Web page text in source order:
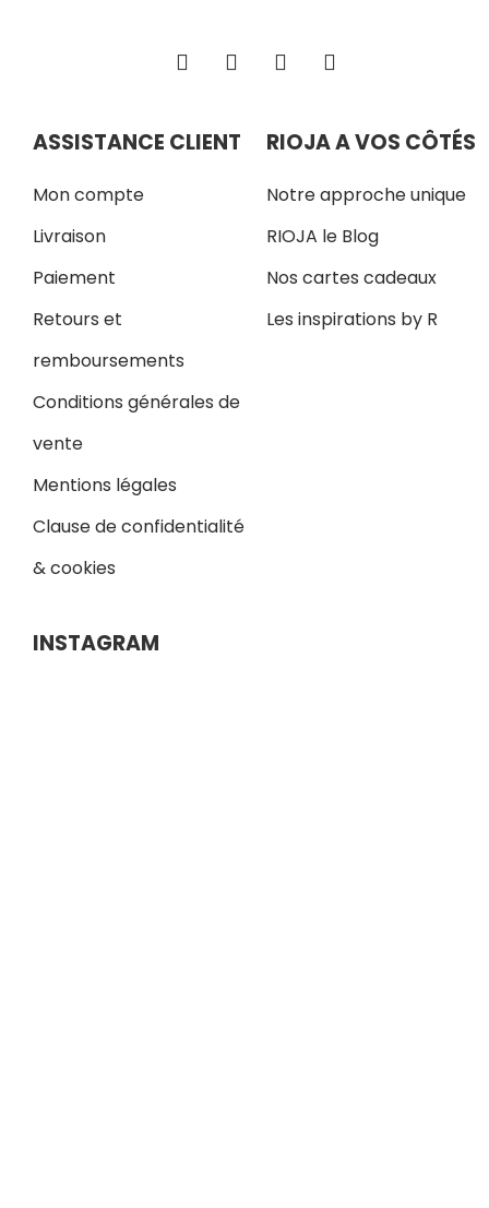
ASSISTANCE CLIENT
Mon compte
Livraison
Paiement
Retours et
remboursements
Conditions générales de
vente
Mentions légales
Clause de confidentialité
& cookies
RIOJA A VOS CÔTÉS
Notre approche unique
RIOJA le Blog
Nos cartes cadeaux
Les inspirations by R
INSTAGRAM